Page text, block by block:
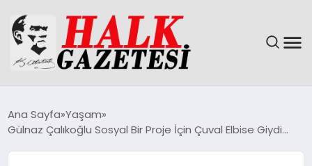
DÜNYA
Ana Sayfa Yaşam
Gülnaz Çalıkoğlu Sosyal Bir Proje İçin Çuval Elbise Giydi…